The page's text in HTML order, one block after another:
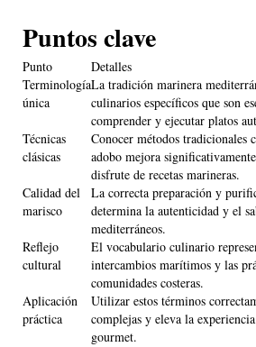
Puntos clave
Punto
Detalles
Terminología
única
La tradición marinera
culinarios específicos que son
comprender y ejecutar platos
Técnicas
clásicas
Conocer métodos tradicionales
adobo mejora
disfrute de recetas marineras.
Calidad del
marisco
La correcta preparación y
determina la autenticidad y el
mediterráneos.
Reflejo
cultural
El vocabulario culinario
intercambios marítimos y las
comunidades costeras.
Aplicación
práctica
Utilizar estos términos
complejas y eleva la
gourmet.